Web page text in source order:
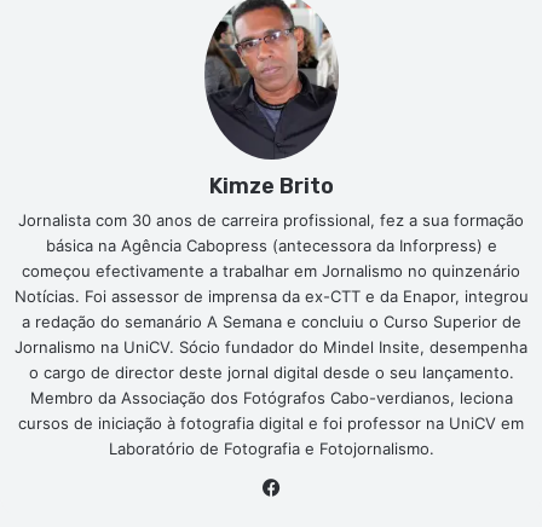
Kimze Brito
Jornalista com 30 anos de carreira profissional, fez a sua formação
básica na Agência Cabopress (antecessora da Inforpress) e
começou efectivamente a trabalhar em Jornalismo no quinzenário
Notícias. Foi assessor de imprensa da ex-CTT e da Enapor, integrou
a redação do semanário A Semana e concluiu o Curso Superior de
Jornalismo na UniCV. Sócio fundador do Mindel Insite, desempenha
o cargo de director deste jornal digital desde o seu lançamento.
Membro da Associação dos Fotógrafos Cabo-verdianos, leciona
cursos de iniciação à fotografia digital e foi professor na UniCV em
Laboratório de Fotografia e Fotojornalismo.